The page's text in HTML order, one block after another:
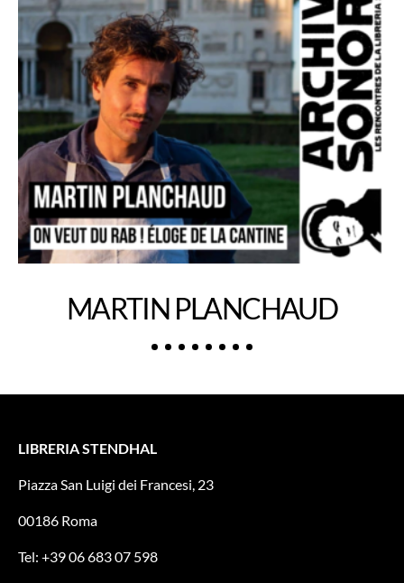
MARTIN PLANCHAUD
LIBRERIA STENDHAL
Piazza San Luigi dei Francesi, 23
00186 Roma
Tel: +39 06 683 07 598